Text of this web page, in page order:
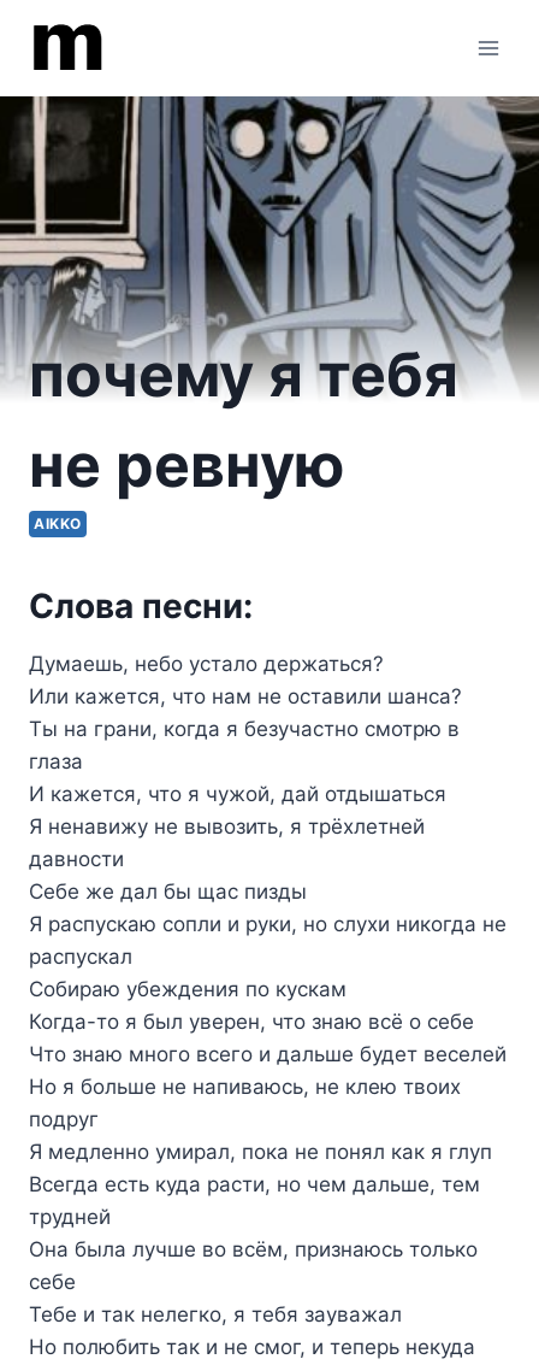
почему я тебя
не ревную
AIKKO
Слова песни:
Думаешь, небо устало держаться?
Или кажется, что нам не оставили шанса?
Ты на грани, когда я безучастно смотрю в
глаза
И кажется, что я чужой, дай отдышаться
Я ненавижу не вывозить, я трёхлетней
давности
Себе же дал бы щас пизды
Я распускаю сопли и руки, но слухи никогда не
распускал
Собираю убеждения по кускам
Когда-то я был уверен, что знаю всё о себе
Что знаю много всего и дальше будет веселей
Но я больше не напиваюсь, не клею твоих
подруг
Я медленно умирал, пока не понял как я глуп
Всегда есть куда расти, но чем дальше, тем
трудней
Она была лучше во всём, признаюсь только
себе
Тебе и так нелегко, я тебя зауважал
Но полюбить так и не смог, и теперь некуда